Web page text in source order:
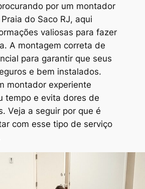
por um montador
do Saco RJ, aqui
valiosas para fazer
A montagem correta de
para garantir que seus
e bem instalados.
montador experiente
tempo e evita dores de
Veja a seguir por que é
com esse tipo de serviço